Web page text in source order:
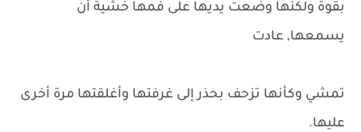
بقوة ولكنها وضعت يديها على فمها خشية أن
يسمعها, عادت
تمشي وكأنها تزحف بحذر إلى غرفتها وأغلقتها مرة أخرى
عليها.